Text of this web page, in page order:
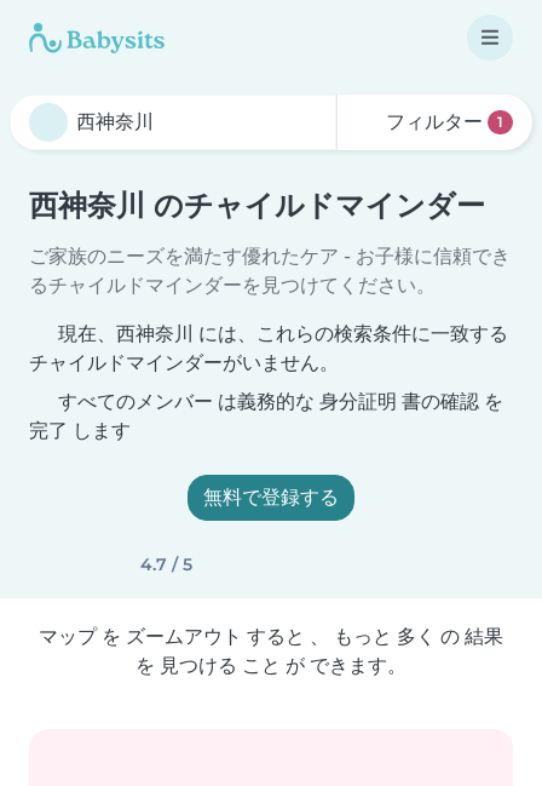
フィルター 1
西神奈川 のチャイルドマインダー
ご家族のニーズを満たす優れたケア - お子様に信頼でき
るチャイルドマインダーを見つけてください。
現在、西神奈川 には、これらの検索条件に一致する
チャイルドマインダーがいません。
すべてのメンバー は義務的な 身分証明 書の確認 を
完了 します
無料で登録する
4.7 / 5
マップ を ズームアウト すると 、 もっと 多く の 結果
を 見つける こと が できます。